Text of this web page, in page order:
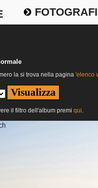
la si trova nella pagina 'elenco
il filtro dell'album premi qui.